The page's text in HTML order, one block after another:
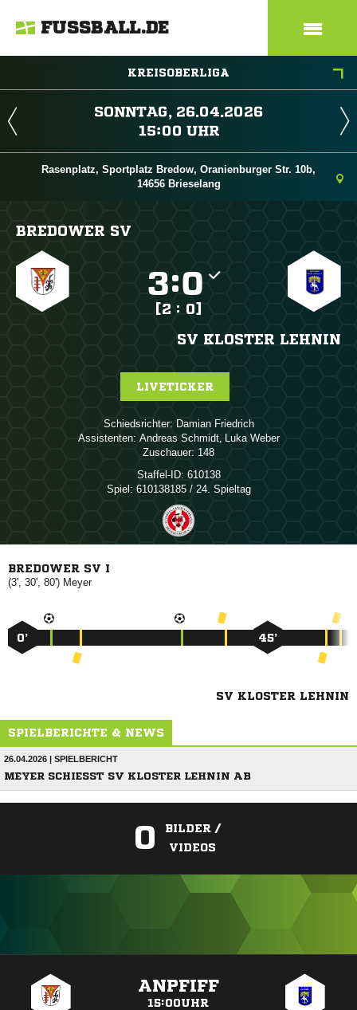
FUSSBALL.DE
KREISOBERLIGA
 
 
Rasenplatz, Sportplatz Bredow, Oranienburger Str. 10b,
14656 Brieselang
BREDOWER SV
:
[2 : 0]
SV KLOSTER LEHNIN
LIVETICKER
Schiedsrichter:  
Assistenten:  ,  
Zuschauer: 148
Staffel-ID: 610138
Spiel: 610138185 / 24. Spieltag
BREDOWER SV I
(3', 30', 80') 
0’ 45’
SV KLOSTER LEHNIN
SPIELBERICHTE & NEWS
26.04.2026 | SPIELBERICHT
MEYER SCHIESST SV KLOSTER LEHNIN AB
0
BILDER /
VIDEOS
ANPFIFF
15:00UHR